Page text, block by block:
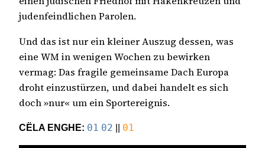
judenfeindlichen Parolen.
Und das ist nur ein kleiner Auszug dessen, was
eine WM in wenigen Wochen zu bewirken
vermag: Das fragile gemeinsame Dach Europa
droht einzustürzen, und dabei handelt es sich
doch »nur« um ein Sportereignis.
CËLA ENGHE: 01 02 || 01